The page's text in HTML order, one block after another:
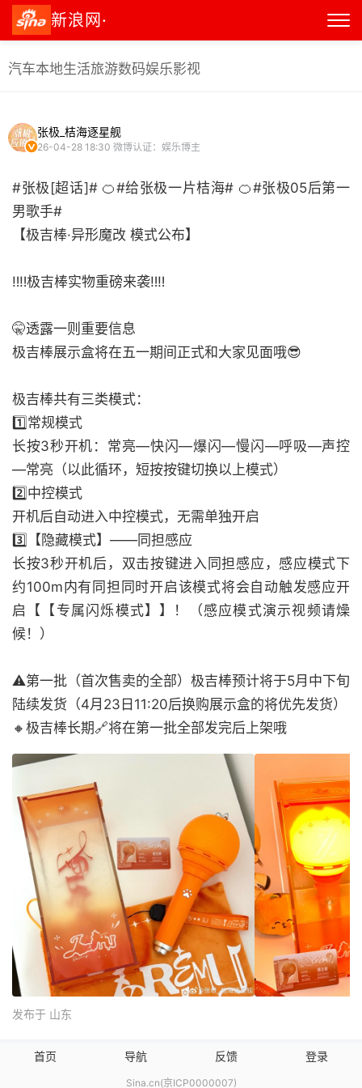
新浪网·
汽车本地生活旅游数码娱乐影视
张极_桔海逐星舰
26-04-28 18:30 微博认证：娱乐博主
#张极[超话]# 🍊#给张极一片桔海# 🍊#张极05后第一
男歌手#
【极吉棒·异形魔改 模式公布】
‼️‼️极吉棒实物重磅来袭‼️‼️
🤫透露一则重要信息
极吉棒展示盒将在五一期间正式和大家见面哦😎
极吉棒共有三类模式：
1️⃣常规模式
长按3秒开机：常亮—快闪—爆闪—慢闪—呼吸—声控
—常亮（以此循环，短按按键切换以上模式）
2️⃣中控模式
开机后自动进入中控模式，无需单独开启
3️⃣【隐藏模式】——同担感应
长按3秒开机后，双击按键进入同担感应，感应模式下
约100m内有同担同时开启该模式将会自动触发感应开
启【【专属闪烁模式】】！（感应模式演示视频请燥
候！）
⚠️第一批（首次售卖的全部）极吉棒预计将于5月中下旬
陆续发货（4月23日11:20后换购展示盒的将优先发货）
🔸极吉棒长期🔗将在第一批全部发完后上架哦
发布于 山东
首页 导航 反馈 登录
Sina.cn(京ICP0000007)